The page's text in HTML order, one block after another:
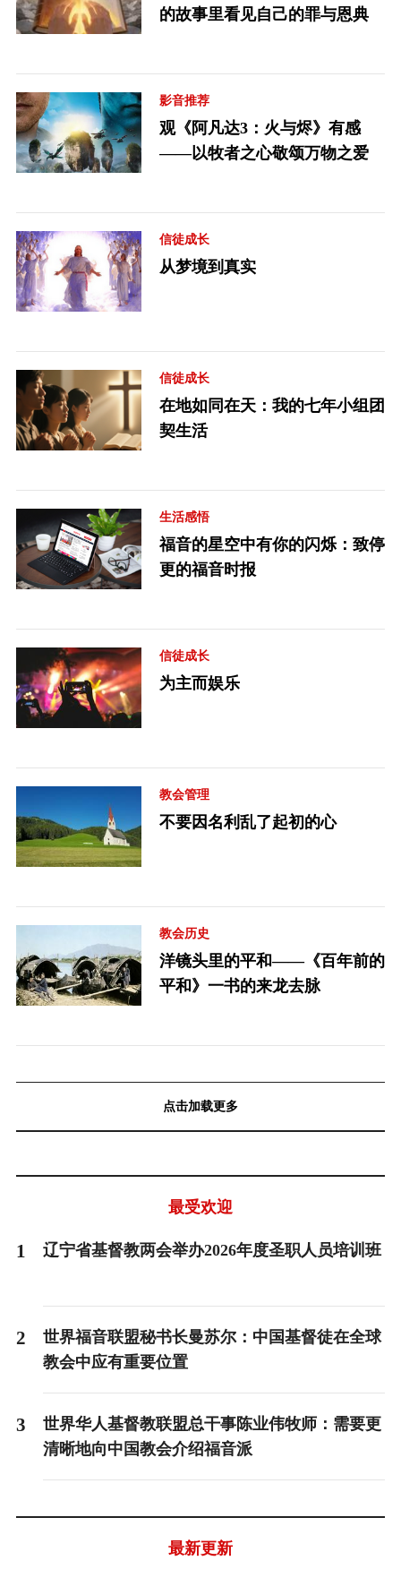
的故事里看见自己的罪与恩典
影音推荐
观《阿凡达3：火与烬》有感
——以牧者之心敬颂万物之爱
信徒成长
从梦境到真实
信徒成长
在地如同在天：我的七年小组团
契生活
生活感悟
福音的星空中有你的闪烁：致停
更的福音时报
信徒成长
为主而娱乐
教会管理
不要因名利乱了起初的心
教会历史
洋镜头里的平和——《百年前的
平和》一书的来龙去脉
点击加载更多
最受欢迎
1 辽宁省基督教两会举办2026年度圣职人员培训班
2
世界福音联盟秘书长曼苏尔：中国基督徒在全球
教会中应有重要位置
3
世界华人基督教联盟总干事陈业伟牧师：需要更
清晰地向中国教会介绍福音派
最新更新